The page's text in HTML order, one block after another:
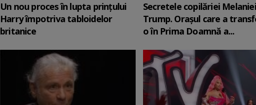
Un nou proces în lupta prinţului
Harry împotriva tabloidelor
britanice
Secretele copilăriei Melaniei
Trump. Orașul care a
o în Prima Doamnă a...